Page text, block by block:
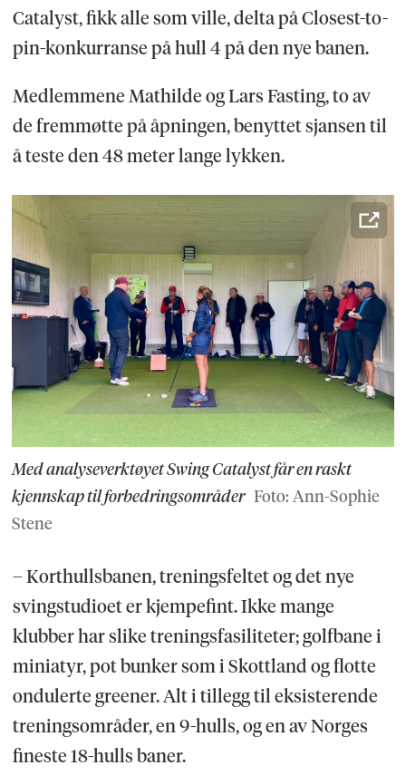
Catalyst, fikk alle som ville, delta på Closest-to-
pin-konkurranse på hull 4 på den nye banen.
Medlemmene Mathilde og Lars Fasting, to av
de fremmøtte på åpningen, benyttet sjansen til
å teste den 48 meter lange lykken.
Med analyseverktøyet Swing Catalyst får en raskt
kjennskap til forbedringsområder Foto: Ann-Sophie
Stene
– Korthullsbanen, treningsfeltet og det nye
svingstudioet er kjempefint. Ikke mange
klubber har slike treningsfasiliteter; golfbane i
miniatyr, pot bunker som i Skottland og flotte
ondulerte greener. Alt i tillegg til eksisterende
treningsområder, en 9-hulls, og en av Norges
fineste 18-hulls baner.